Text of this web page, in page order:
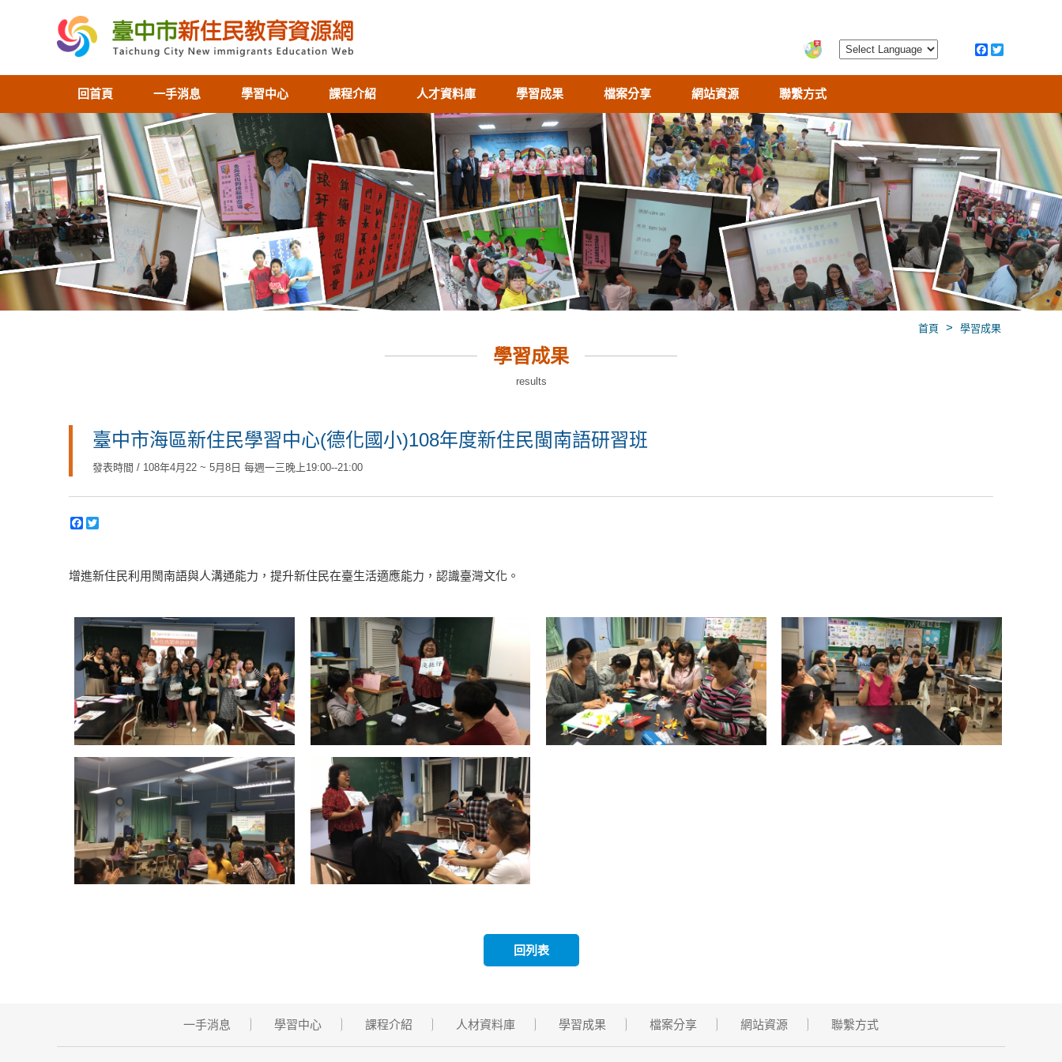
回首頁 一手消息 學習中心 課程介紹 人才資料庫 學習成果 檔案分享 網站資源 聯繫方式
首頁 > 學習成果
學習成果
results
臺中市海區新住民學習中心(德化國小)108年度新住民閩南語研習班
發表時間 / 108年4月22 ~ 5月8日 每週一三晚上19:00--21:00
增進新住民利用閩南語與人溝通能力，提升新住民在臺生活適應能力，認識臺灣文化。
回列表
一手消息 學習中心 課程介紹 人材資料庫 學習成果 檔案分享 網站資源 聯繫方式